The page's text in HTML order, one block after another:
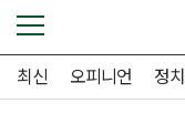
최신 오피니언 정치